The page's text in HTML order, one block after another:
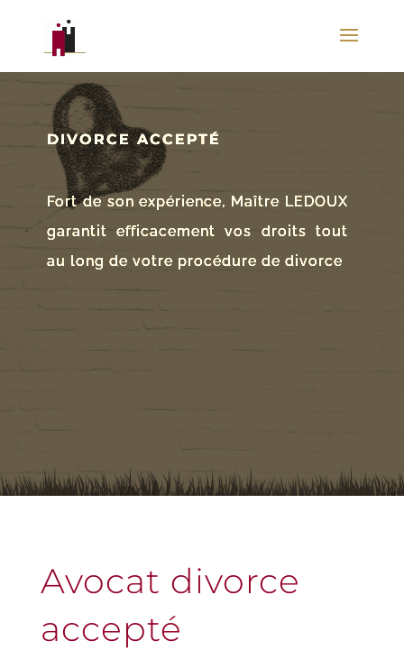
DIVORCE ACCEPTÉ
Fort de son expérience, Maître LEDOUX
garantit efficacement vos droits tout
au long de votre procédure de divorce
Avocat divorce
accepté